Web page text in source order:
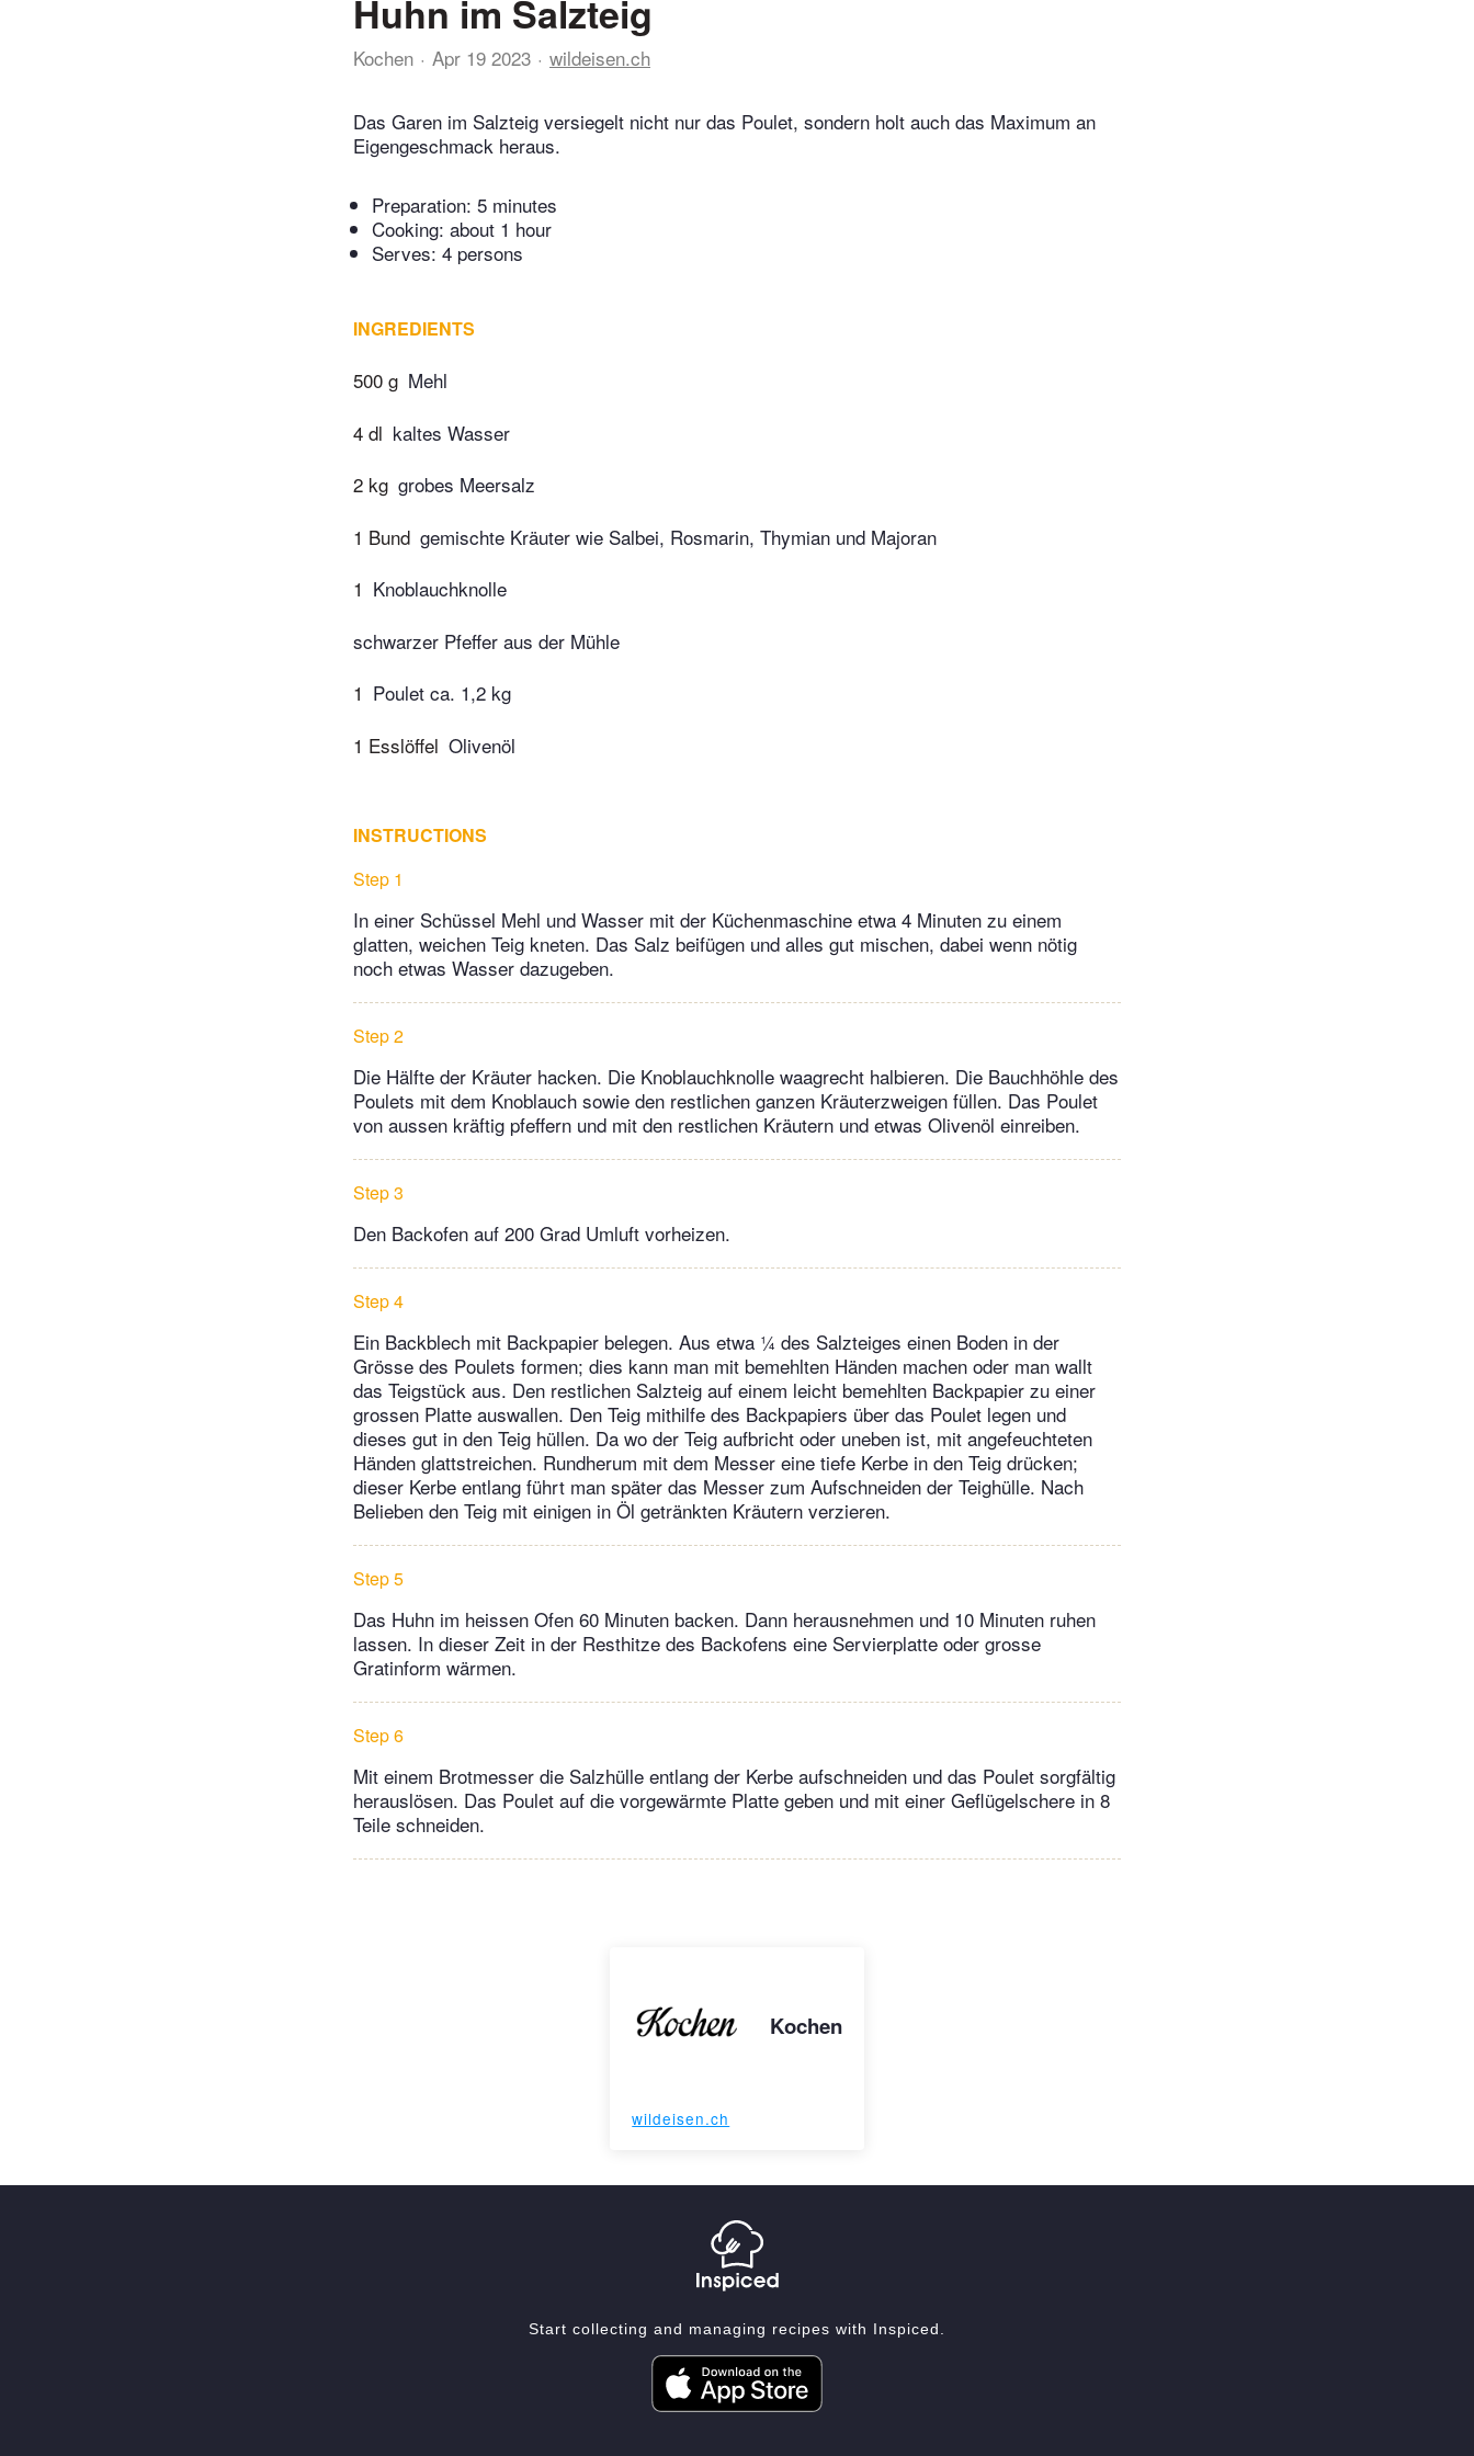
Huhn im Salzteig
Kochen Apr 19 2023 wildeisen.ch
Das Garen im Salzteig versiegelt nicht nur das Poulet, sondern holt auch das Maximum an
Eigengeschmack heraus.
Preparation: 5 minutes
Cooking: about 1 hour
Serves: 4 persons
INGREDIENTS
500 g Mehl
4 dl kaltes Wasser
2 kg grobes Meersalz
1 Bund gemischte Kräuter wie Salbei, Rosmarin, Thymian und Majoran
1 Knoblauchknolle
schwarzer Pfeffer aus der Mühle
1 Poulet ca. 1,2 kg
1 Esslöffel Olivenöl
INSTRUCTIONS
Step 1
In einer Schüssel Mehl und Wasser mit der Küchenmaschine etwa 4 Minuten zu einem
glatten, weichen Teig kneten. Das Salz beifügen und alles gut mischen, dabei wenn nötig
noch etwas Wasser dazugeben.
Step 2
Die Hälfte der Kräuter hacken. Die Knoblauchknolle waagrecht halbieren. Die Bauchhöhle des
Poulets mit dem Knoblauch sowie den restlichen ganzen Kräuterzweigen füllen. Das Poulet
von aussen kräftig pfeffern und mit den restlichen Kräutern und etwas Olivenöl einreiben.
Step 3
Den Backofen auf 200 Grad Umluft vorheizen.
Step 4
Ein Backblech mit Backpapier belegen. Aus etwa ¼ des Salzteiges einen Boden in der
Grösse des Poulets formen; dies kann man mit bemehlten Händen machen oder man wallt
das Teigstück aus. Den restlichen Salzteig auf einem leicht bemehlten Backpapier zu einer
grossen Platte auswallen. Den Teig mithilfe des Backpapiers über das Poulet legen und
dieses gut in den Teig hüllen. Da wo der Teig aufbricht oder uneben ist, mit angefeuchteten
Händen glattstreichen. Rundherum mit dem Messer eine tiefe Kerbe in den Teig drücken;
dieser Kerbe entlang führt man später das Messer zum Aufschneiden der Teighülle. Nach
Belieben den Teig mit einigen in Öl getränkten Kräutern verzieren.
Step 5
Das Huhn im heissen Ofen 60 Minuten backen. Dann herausnehmen und 10 Minuten ruhen
lassen. In dieser Zeit in der Resthitze des Backofens eine Servierplatte oder grosse
Gratinform wärmen.
Step 6
Mit einem Brotmesser die Salzhülle entlang der Kerbe aufschneiden und das Poulet sorgfältig
herauslösen. Das Poulet auf die vorgewärmte Platte geben und mit einer Geflügelschere in 8
Teile schneiden.
Kochen
wildeisen.ch
Start collecting and managing recipes with Inspiced.